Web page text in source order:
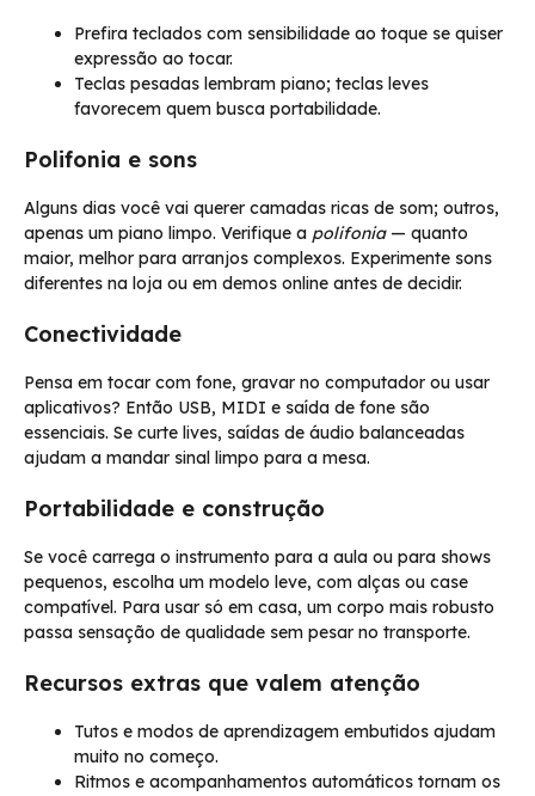
Prefira teclados com sensibilidade ao toque se quiser
expressão ao tocar.
Teclas pesadas lembram piano; teclas leves
favorecem quem busca portabilidade.
Polifonia e sons
Alguns dias você vai querer camadas ricas de som; outros,
apenas um piano limpo. Verifique a polifonia— quanto
maior, melhor para arranjos complexos. Experimente sons
diferentes na loja ou em demos online antes de decidir.
Conectividade
Pensa em tocar com fone, gravar no computador ou usar
aplicativos? Então USB, MIDI e saída de fone são
essenciais. Se curte lives, saídas de áudio balanceadas
ajudam a mandar sinal limpo para a mesa.
Portabilidade e construção
Se você carrega o instrumento para a aula ou para shows
pequenos, escolha um modelo leve, com alças ou case
compatível. Para usar só em casa, um corpo mais robusto
passa sensação de qualidade sem pesar no transporte.
Recursos extras que valem atenção
Tutos e modos de aprendizagem embutidos ajudam
muito no começo.
Ritmos e acompanhamentos automáticos tornam os